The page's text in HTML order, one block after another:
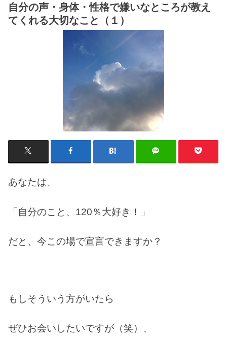
自分の声・身体・性格で嫌いなところが教え
てくれる大切なこと（１）
あなたは、
「自分のこと、120％大好き！」
だと、今この場で宣言できますか？
もしそういう方がいたら
ぜひお会いしたいですが（笑）、